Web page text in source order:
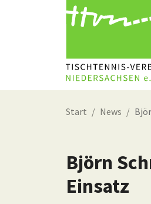
Start News
Björn
Einsatz